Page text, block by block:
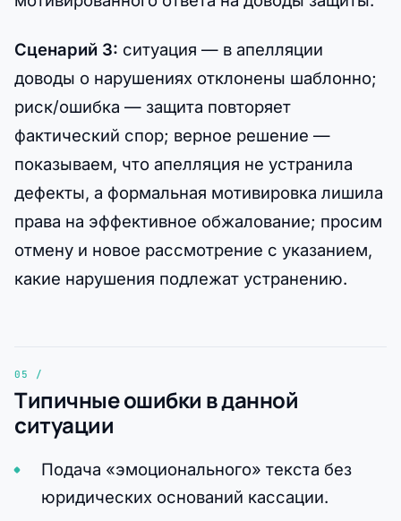
Сценарий 3: ситуация — в апелляции
доводы о нарушениях отклонены шаблонно;
риск/ошибка — защита повторяет
фактический спор; верное решение —
показываем, что апелляция не устранила
дефекты, а формальная мотивировка лишила
права на эффективное обжалование; просим
отмену и новое рассмотрение с указанием,
какие нарушения подлежат устранению.
Типичные ошибки в данной
ситуации
Подача «эмоционального» текста без
юридических оснований кассации.